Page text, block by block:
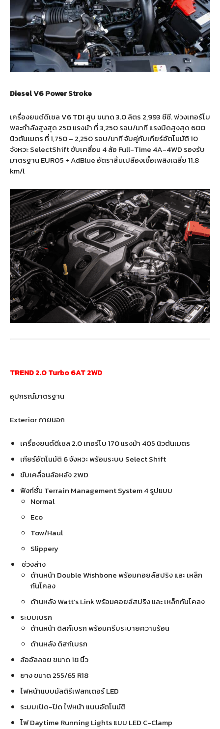
Diesel V6 Power Stroke
เครื่องยนต์ดีเซล V6 TDI สูบ ขนาด 3.0 ลิตร 2,993 ซีซี. พ่วงเทอร์โบ
พละกำลังสูงสุด 250 แรงม้า ที่ 3,250 รอบ/นาที แรงบิดสูงสุด 600
นิวตันเมตร ที่ 1,750 – 2,250 รอบ/นาที จับคู่กับเกียร์อัตโนมัติ 10
จังหวะ SelectShift ขับเคลื่อน 4 ล้อ Full-Time 4A-4WD รองรับ
มาตรฐาน EURO5 + AdBlue อัตราสิ้นเปลืองเชื้อเพลิงเฉลี่ย 11.8
km/l
TREND 2.0 Turbo 6AT 2WD
อุปกรณ์มาตรฐาน
Exterior ภายนอก
เครื่องยนต์ดีเซล 2.0 เทอร์โบ 170 แรงม้า 405 นิวตันเมตร
เกียร์อัตโนมัติ 6 จังหวะ พร้อมระบบ Select Shift
ขับเคลื่อนล้อหลัง 2WD
ฟังก์ชั่น Terrain Management System 4 รูปแบบ
Normal
Eco
Tow/Haul
Slippery
ช่วงล่าง
ด้านหน้า Double Wishbone พร้อมคอยล์สปริง และ เหล็ก
กันโคลง
ด้านหลัง Watt’s Link พร้อมคอยล์สปริง และ เหล็กกันโคลง
ระบบเบรก
ด้านหน้า ดิสก์เบรก พร้อมครีบระบายความร้อน
ด้านหลัง ดิสก์เบรก
ล้ออัลลอย ขนาด 18 นิ้ว
ยาง ขนาด 255/65 R18
ไฟหน้าแบบมัลติรีเฟลกเตอร์ LED
ระบบเปิด-ปิด ไฟหน้า แบบอัตโนมัติ
ไฟ Daytime Running Lights แบบ LED C-Clamp